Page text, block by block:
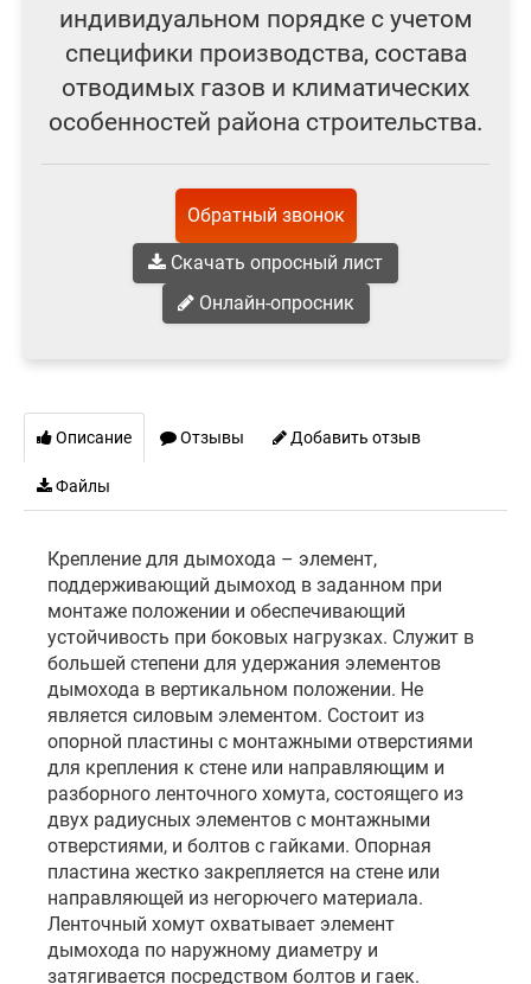
индивидуальном порядке с учетом
специфики производства, состава
отводимых газов и климатических
особенностей района строительства.
Обратный звонок
Скачать опросный лист
Онлайн-опросник
Описание Отзывы Добавить отзыв
Файлы
Крепление для дымохода – элемент,
поддерживающий дымоход в заданном при
монтаже положении и обеспечивающий
устойчивость при боковых нагрузках. Служит в
большей степени для удержания элементов
дымохода в вертикальном положении. Не
является силовым элементом. Состоит из
опорной пластины с монтажными отверстиями
для крепления к стене или направляющим и
разборного ленточного хомута, состоящего из
двух радиусных элементов с монтажными
отверстиями, и болтов с гайками. Опорная
пластина жестко закрепляется на стене или
направляющей из негорючего материала.
Ленточный хомут охватывает элемент
дымохода по наружному диаметру и
затягивается посредством болтов и гаек.